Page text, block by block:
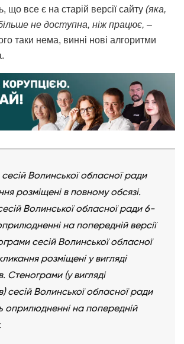
що все є на старій версії сайту (яка,
не доступна, ніж працює, –
таки нема, винні нові алгоритми
Волинської обласної ради
розміщені в повному обсязі.
Волинської обласної ради 6-
на попередній версії
сесій Волинської обласної
розміщені у вигляді
Стенограми (у вигляді
сесій Волинської обласної ради
оприлюдненні на попередній